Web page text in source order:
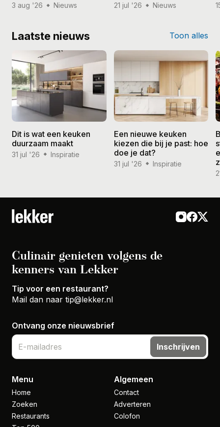
3 aug '26 Nieuws 21 jul '26 Nieuws
Laatste nieuws Toon alles
Dit is wat een keuken
duurzaam maakt
31 jul '26 Inspiratie
Een nieuwe keuken
kiezen die bij je past: hoe
doe je dat?
31 jul '26 Inspiratie
Culinair genieten volgens de
kenners van Lekker
Tip voor een restaurant?
Mail dan naar tip@lekker.nl
Ontvang onze nieuwsbrief
Inschrijven
Menu
Home
Zoeken
Restaurants
Algemeen
Contact
Adverteren
Colofon